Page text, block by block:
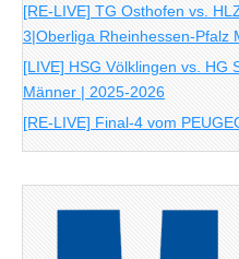
[RE-LIVE] TG Osthofen vs.
3|Oberliga Rheinhessen-Pfalz
[LIVE] HSG Völklingen vs. HG
Männer | 2025-2026
[RE-LIVE] Final-4 vom